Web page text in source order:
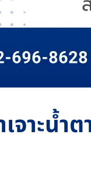
เจาะน้